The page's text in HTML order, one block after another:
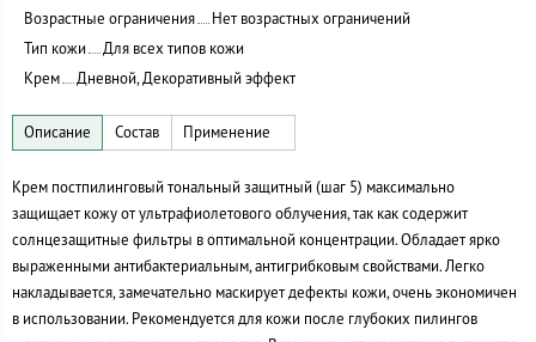
Возрастные ограничения
Нет возрастных ограничений
Тип кожи
Для всех типов кожи
Крем
Дневной, Декоративный эффект
Крем постпилинговый тональный защитный (шаг 5) максимально
защищает кожу от ультрафиолетового облучения, так как содержит
солнцезащитные фильтры в оптимальной концентрации. Обладает ярко
выраженными антибактериальным, антигрибковым свойствами. Легко
накладывается, замечательно маскирует дефекты кожи, очень экономичен
в использовании. Рекомендуется для кожи после глубоких пилингов